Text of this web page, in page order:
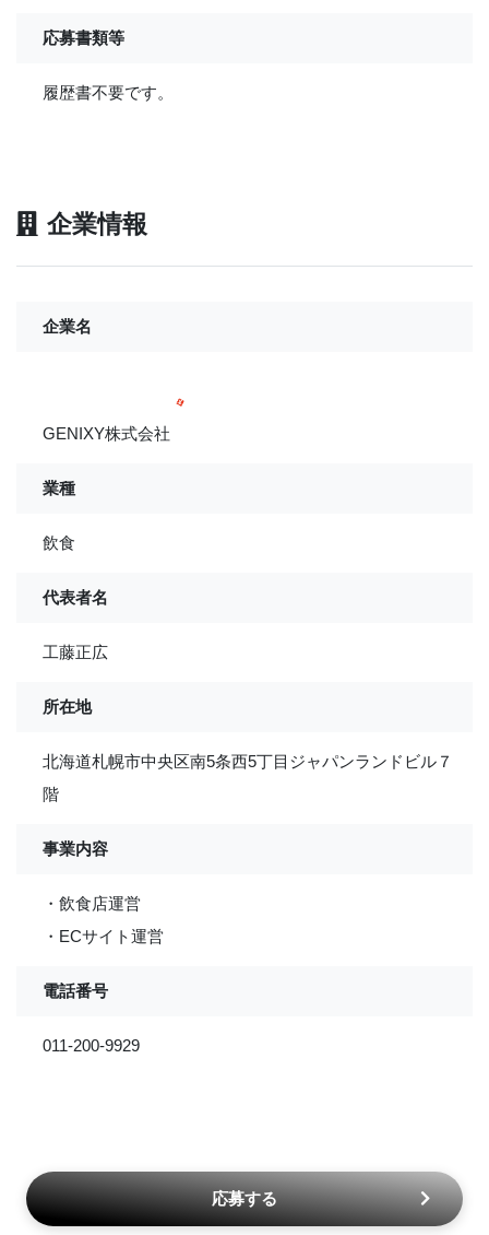
応募書類等
履歴書不要です。
企業情報
企業名
GENIXY株式会社
業種
飲食
代表者名
工藤正広
所在地
北海道札幌市中央区南5条西5丁目ジャパンランドビル７
階
事業内容
・飲食店運営
・ECサイト運営
電話番号
011-200-9929
応募する